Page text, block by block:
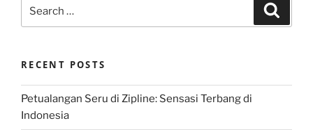
for:
RECENT POSTS
Petualangan Seru di Zipline: Sensasi Terbang di
Indonesia